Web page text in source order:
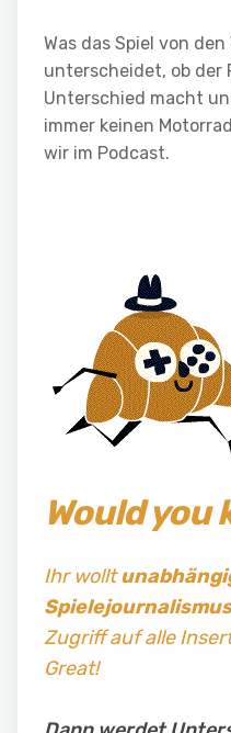
Was das Spiel von
unterscheidet, ob der
Unterschied macht
immer keinen
wir im Podcast.
Would you
Ihr wollt
Spielejournalismus
Zugriff auf alle
Great!